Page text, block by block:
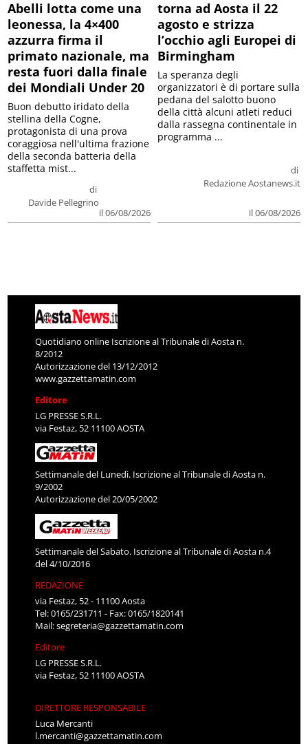
Abelli lotta come una
leonessa, la 4×400
azzurra firma il
primato nazionale, ma
resta fuori dalla finale
dei Mondiali Under 20
di
Davide Pellegrino
il 06/08/2026
Buon debutto iridato della
stellina della Cogne,
protagonista di una prova
coraggiosa nell'ultima frazione
della seconda batteria della
staffetta mist...
torna ad Aosta il 22
agosto e strizza
l’occhio agli Europei di
Birmingham
di
Redazione Aostanews.it
il 06/08/2026
La speranza degli
organizzatori è di portare sulla
pedana del salotto buono
della città alcuni atleti reduci
dalla rassegna continentale in
programma ...
Quotidiano online Iscrizione al Tribunale di Aosta n.
8/2012
Autorizzazione del 13/12/2012
www.gazzettamatin.com
Editore
LG PRESSE S.R.L.
via Festaz, 52 11100 AOSTA
Settimanale del Lunedì. Iscrizione al Tribunale di Aosta n.
9/2002
Autorizzazione del 20/05/2002
Settimanale del Sabato. Iscrizione al Tribunale di Aosta n.4
del 4/10/2016
REDAZIONE
via Festaz, 52 - 11100 Aosta
Tel: 0165/231711 - Fax: 0165/1820141
Mail:segreteria@gazzettamatin.com
Editore
LG PRESSE S.R.L.
via Festaz, 52 11100 AOSTA
DIRETTORE RESPONSABILE
Luca Mercanti
l.mercanti@gazzettamatin.com